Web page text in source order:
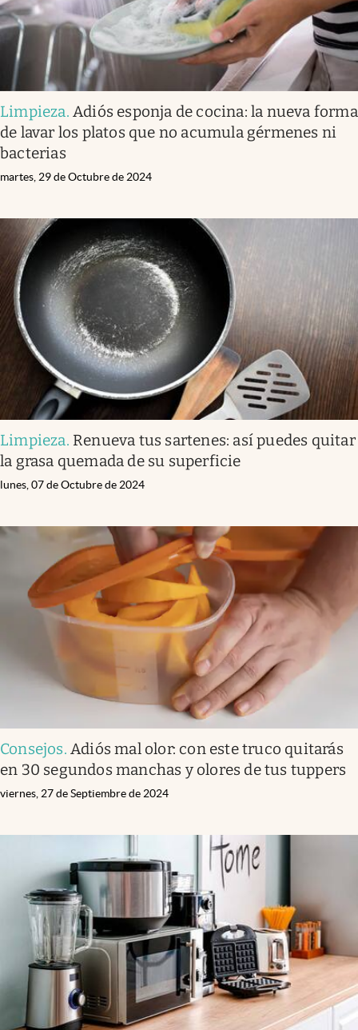
Limpieza.Adiós esponja de cocina: la nueva forma
de lavar los platos que no acumula gérmenes ni
bacterias
martes, 29 de Octubre de 2024
Limpieza. Renueva tus sartenes: así puedes quitar
la grasa quemada de su superficie
lunes, 07 de Octubre de 2024
Consejos.Adiós mal olor: con este truco quitarás
en 30 segundos manchas y olores de tus tuppers
viernes, 27 de Septiembre de 2024